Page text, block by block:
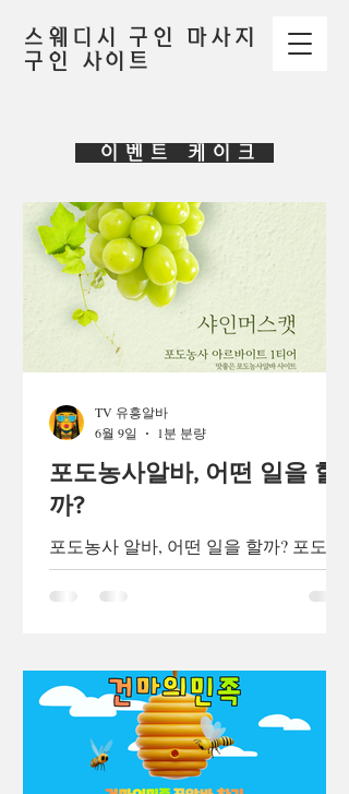
스웨디시 구인 마사지
구인 사이트
이벤트 케이크
포도농사알바, 어떤 일을 할
까?
포도농사 알바, 어떤 일을 할까? 포도농
사 알바는 봄부터 가을까지 다양한 작업
이 있으며, 포도농사알바는 특히 수확철
중 하나로 꼽힙니다. 포도농사알바 포도
농사 알바 주요 업무 1. 순치기 작업 포
도나무에서 불필요하게 자라는 새순을
제거하는 작업입니다. 영양분이 열매에
집중되도록 돕는 중요한 과정입니다. 2.
TV 유흥알바
6월 9일
1분 분량